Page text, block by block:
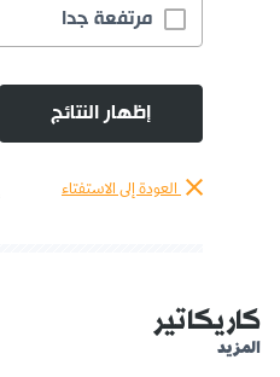
مرتفعة جدا
إظهار النتائج
العودة إلى الاستفتاء
كاريكاتير
المزيد